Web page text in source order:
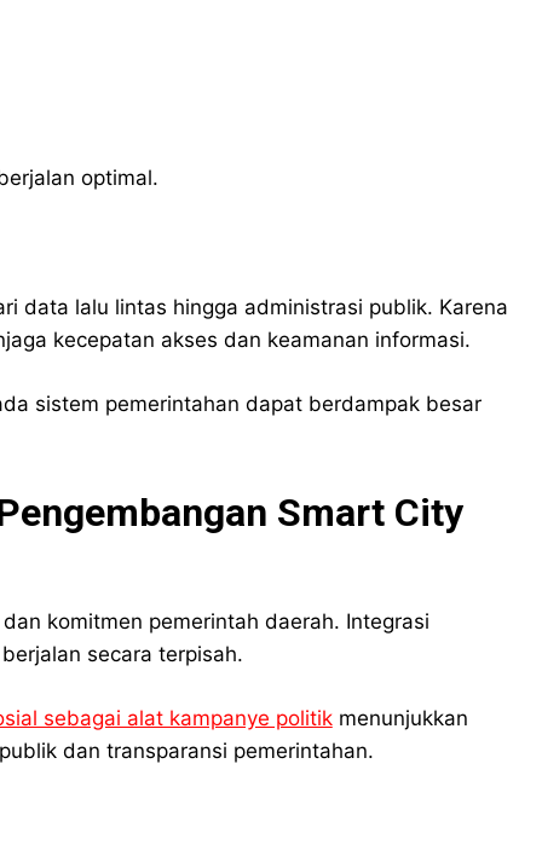
optimal.
data lalu lintas hingga administrasi publik. Karena
kecepatan akses dan keamanan informasi.
sistem pemerintahan dapat berdampak besar
Smart City
komitmen pemerintah daerah. Integrasi
secara terpisah.
sebagai alat kampanye politikmenunjukkan
dan transparansi pemerintahan.